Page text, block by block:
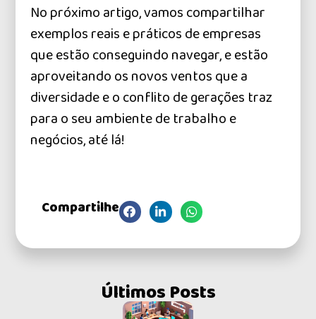
No próximo artigo, vamos compartilhar
exemplos reais e práticos de empresas
que estão conseguindo navegar, e estão
aproveitando os novos ventos que a
diversidade e o conflito de gerações traz
para o seu ambiente de trabalho e
negócios, até lá!
Compartilhe
Últimos Posts